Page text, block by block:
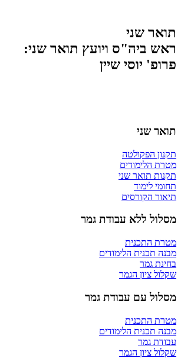
תואר שני
ראש ביה"ס ויועץ תואר שני:
​פרופ' יוסי שיין
תואר שני
תקנון הפקולטה
מטרת הלימודים
תקנות תואר שני
תחומי לימוד
תיאור הקורסים
מסלול ללא עבודת גמר
מטרת התכנית
מבנה תכנית הלימודים
בחינת גמר
שקלול ציון הגמר
מסלול עם עבודת גמר
מטרת התכנית
מבנה תכנית הלימודים
עבודת גמר
שקלול ציון הגמר